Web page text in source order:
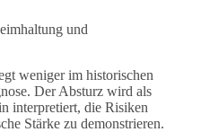
und
weniger im historischen
Der Absturz wird als
interpretiert, die Risiken
Stärke zu demonstrieren.